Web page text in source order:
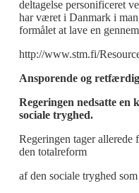
deltagelse personificeret
har været i Danmark i
formålet at lave en
http://www.stm.fi/
Ansporende og
Regeringen nedsatte en
sociale tryghed.
Regeringen tager allerede
den totalreform
af den sociale tryghed